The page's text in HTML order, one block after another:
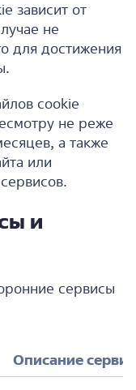
зависит от
не
для достижения
cookie
не реже
а также
или
и
сервисы
Описание